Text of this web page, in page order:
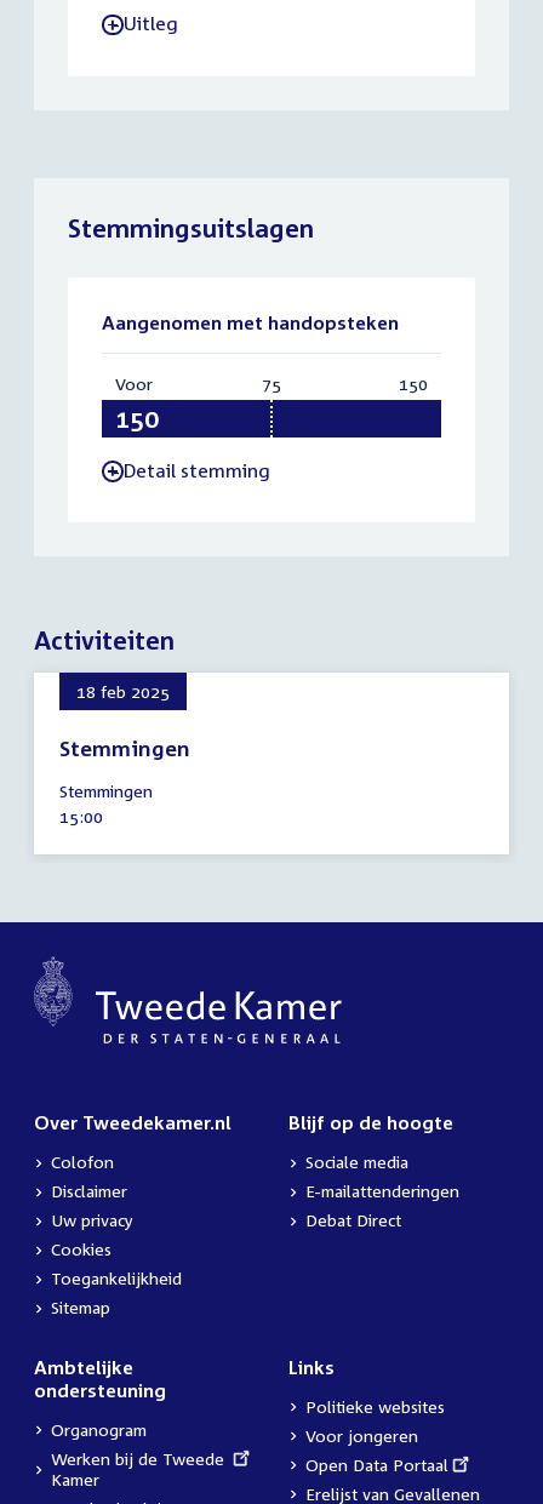
-Uitleg
Stemmingsuitslagen
Aangenomen met handopsteken
Voor:
150
75 150
-Detail stemming
Activiteiten
18 feb 2025
Stemmingen
februari
2025
Stemmingen
Tijd
15:00
Over Tweedekamer.nl
Colofon
Disclaimer
Uw privacy
Cookies
Toegankelijkheid
Sitemap
Blijf op de hoogte
Sociale media
E-mailattenderingen
Debat Direct
Ambtelijke
ondersteuning
Organogram
External
link:
Werken bij de Tweede
Kamer
Links
Politieke websites
Voor jongeren
External
link:
Open Data Portaal
Erelijst van Gevallenen